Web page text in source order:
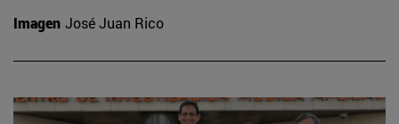
Imagen José Juan Rico